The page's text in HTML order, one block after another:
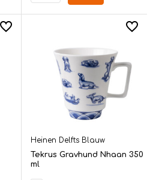
Heinen Delfts Blauw
Tekrus Gravhund Nhaan 350
ml